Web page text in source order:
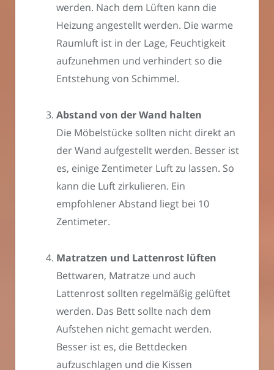
werden. Nach dem Lüften kann die
Heizung angestellt werden. Die warme
Raumluft ist in der Lage, Feuchtigkeit
aufzunehmen und verhindert so die
Entstehung von Schimmel.
Abstand von der Wand halten
Die Möbelstücke sollten nicht direkt an
der Wand aufgestellt werden. Besser ist
es, einige Zentimeter Luft zu lassen. So
kann die Luft zirkulieren. Ein
empfohlener Abstand liegt bei 10
Zentimeter.
Matratzen und Lattenrost lüften
Bettwaren, Matratze und auch
Lattenrost sollten regelmäßig gelüftet
werden. Das Bett sollte nach dem
Aufstehen nicht gemacht werden.
Besser ist es, die Bettdecken
aufzuschlagen und die Kissen